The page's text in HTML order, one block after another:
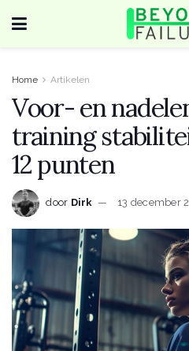
Home Artikelen
Voor- en
training
12 punten
door Dirk 13 december